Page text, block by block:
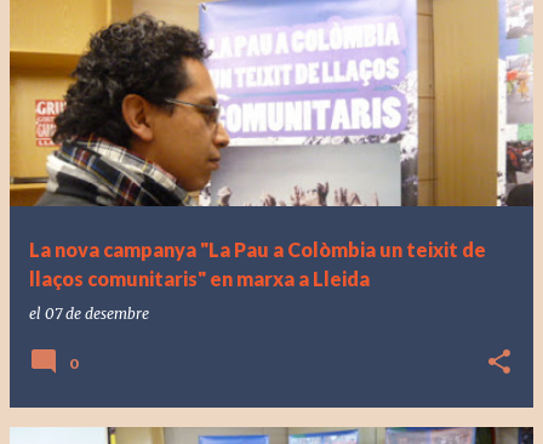
La nova campanya "La Pau a Colòmbia un teixit de
llaços comunitaris" en marxa a Lleida
el 07 de desembre
0